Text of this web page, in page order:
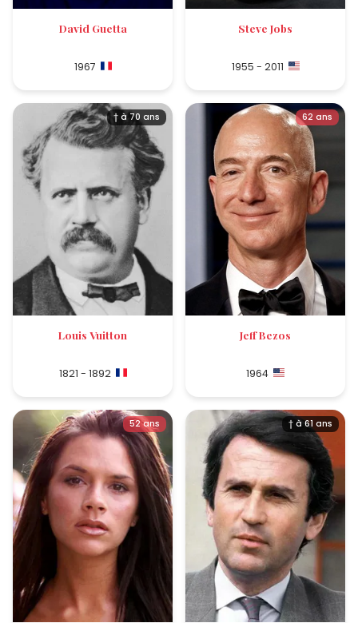
David Guetta
1967
Steve Jobs
1955 - 2011
† à 70 ans
Louis Vuitton
1821 - 1892
62 ans
Jeff Bezos
1964
52 ans † à 61 ans